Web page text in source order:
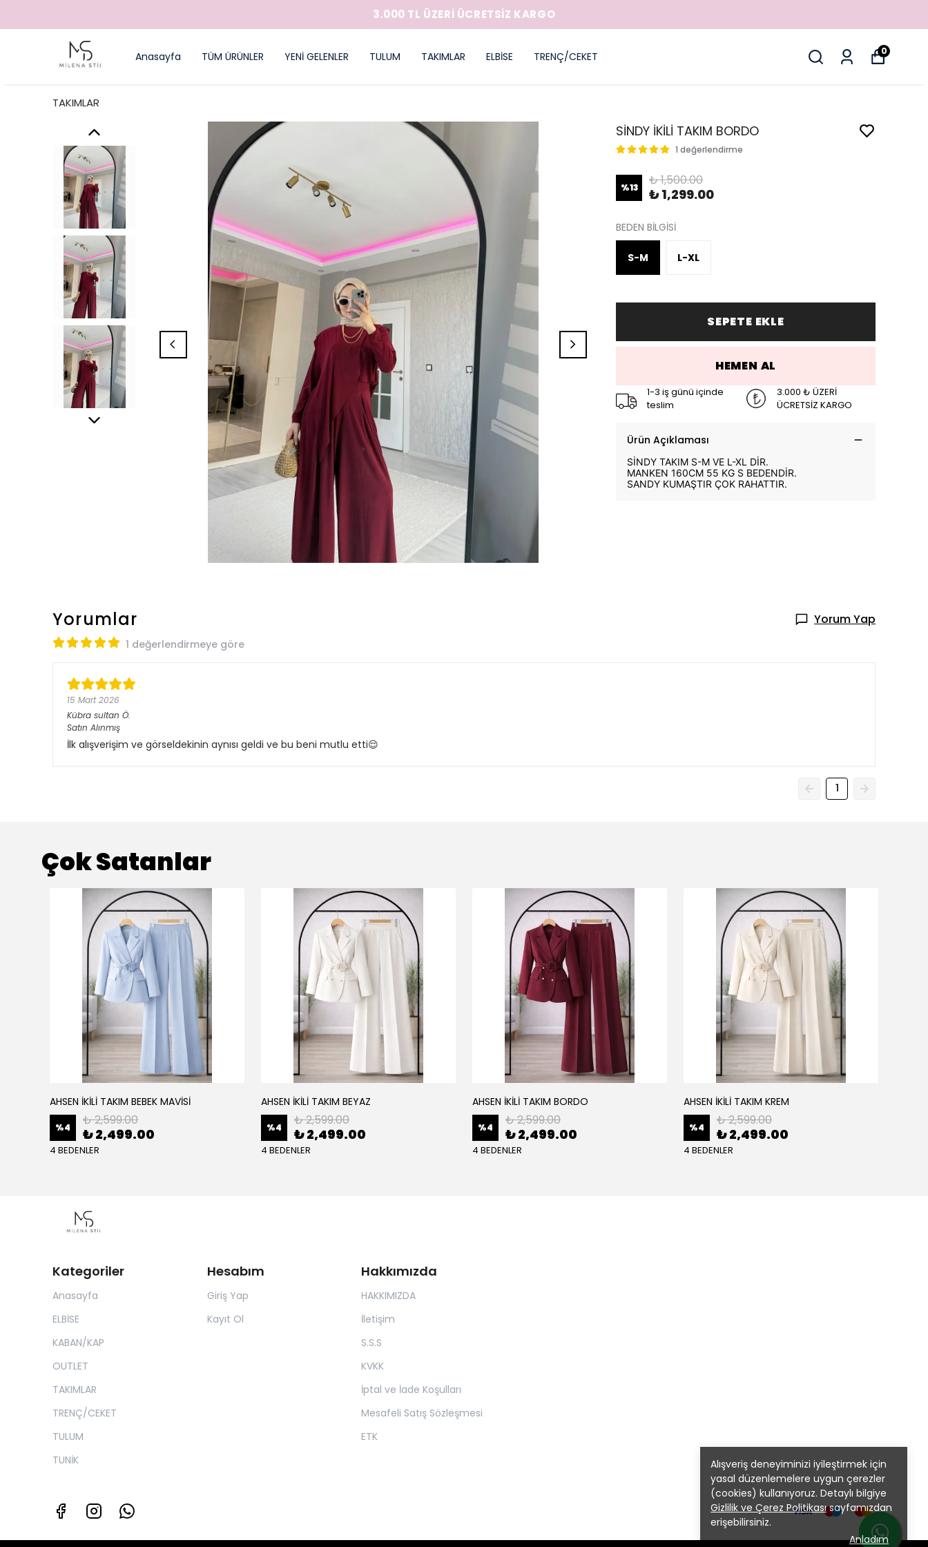
3.000 TL ÜZERİ ÜCRETSİZ KARGO
Anasayfa TÜM ÜRÜNLER YENİ GELENLER TULUM TAKIMLAR ELBİSE TRENÇ/CEKET 0
Alışveriş deneyiminizi iyileştirmek için
yasal düzenlemelere uygun çerezler
(cookies) kullanıyoruz. Detaylı bilgiye
Gizlilik ve Çerez Politikasısayfamızdan
erişebilirsiniz.
Anladım
TAKIMLAR
SİNDY İKİLİ TAKIM BORDO
1 değerlendirme
%13 ₺ 1,500.00
₺ 1,299.00
BEDEN BİLGİSİ
S-M L-XL
SEPETE EKLE
HEMEN AL
1-3 iş günü içinde
teslim
3.000 ₺ ÜZERİ
ÜCRETSİZ KARGO
Ürün Açıklaması
SİNDY TAKIM S-M VE L-XL DİR.
MANKEN 160CM 55 KG S BEDENDİR.
SANDY KUMAŞTIR ÇOK RAHATTIR.
Yorumlar Yorum Yap
1 değerlendirmeye göre
15 Mart 2026
Kübra sultan Ö.
Satın Alınmış
İlk alışverişim ve görseldekinin aynısı geldi ve bu beni mutlu etti😌
1
Çok Satanlar
AHSEN İKİLİ TAKIM BEBEK MAVİSİ
%4 ₺ 2,599.00
₺ 2,499.00
4 BEDENLER
AHSEN İKİLİ TAKIM BEYAZ
%4 ₺ 2,599.00
₺ 2,499.00
4 BEDENLER
AHSEN İKİLİ TAKIM BORDO
%4 ₺ 2,599.00
₺ 2,499.00
4 BEDENLER
AHSEN İKİLİ TAKIM KREM
%4 ₺ 2,599.00
₺ 2,499.00
4 BEDENLER
Kategoriler
Anasayfa
ELBİSE
KABAN/KAP
OUTLET
TAKIMLAR
TRENÇ/CEKET
TULUM
TUNİK
Hesabım
Giriş Yap
Kayıt Ol
Hakkımızda
HAKKIMIZDA
İletişim
S.S.S
KVKK
İptal ve İade Koşulları
Mesafeli Satış Sözleşmesi
ETK